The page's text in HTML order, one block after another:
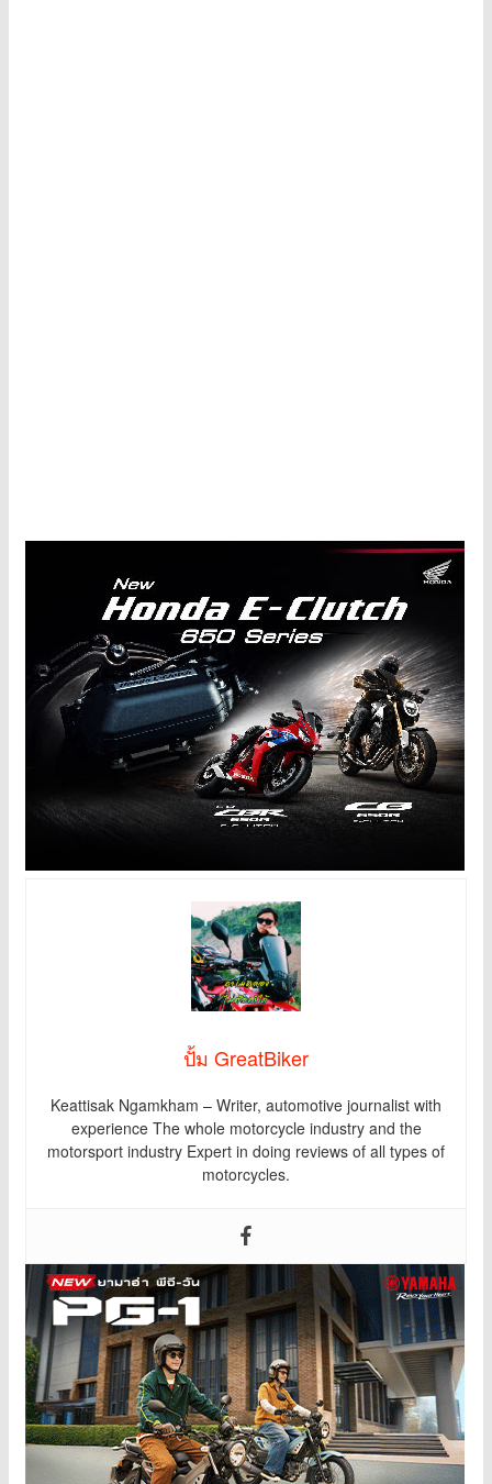
ปั้ม GreatBiker
Keattisak Ngamkham – Writer, automotive journalist with
experience The whole motorcycle industry and the
motorsport industry Expert in doing reviews of all types of
motorcycles.